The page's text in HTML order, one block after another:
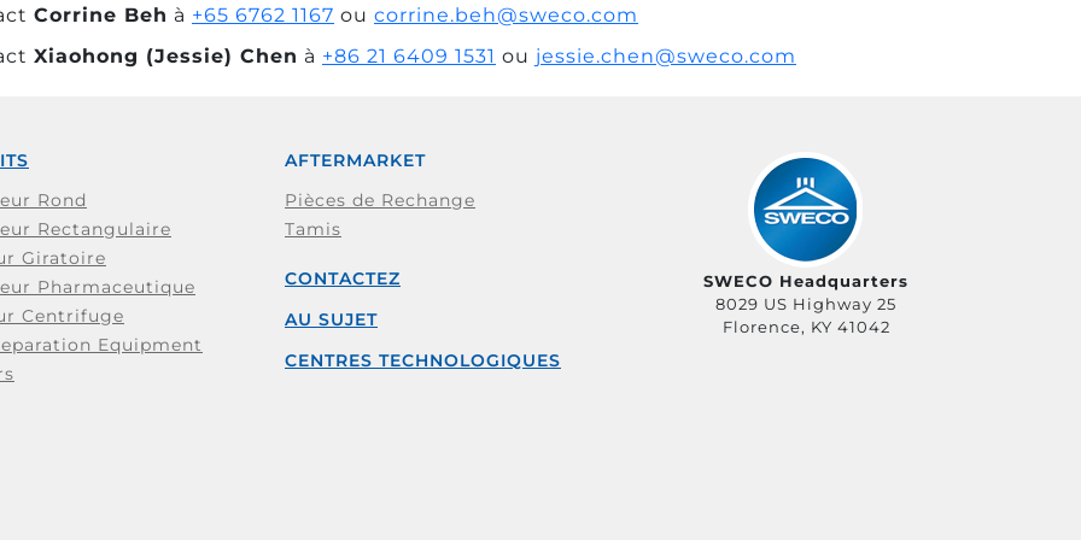
Corrine Beh à +65 6762 1167 ou corrine.beh@sweco.com
Xiaohong (Jessie) Chen à +86 21 6409 1531 ou jessie.chen@sweco.com
Rond
Rectangulaire
Giratoire
Pharmaceutique
Centrifuge
Equipment
AFTERMARKET
Pièces de Rechange
Tamis
CONTACTEZ
AU SUJET
CENTRES TECHNOLOGIQUES
SWECO Headquarters
8029 US Highway 25
Florence, KY 41042